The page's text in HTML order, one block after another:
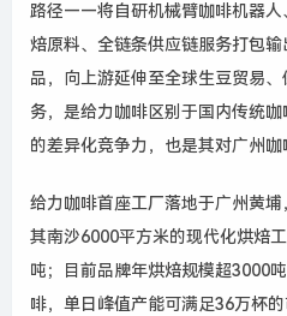
路径——将自研机械臂咖啡机器人
焙原料、全链条供应链服务打包
品，向上游延伸至全球生豆贸易
务，是给力咖啡区别于国内传统
的差异化竞争力，也是其对广州咖
给力咖啡首座工厂落地于广州黄埔
其南沙6000平方米的现代化烘焙
吨；目前品牌年烘焙规模超3000
啡，单日峰值产能可满足36万杯